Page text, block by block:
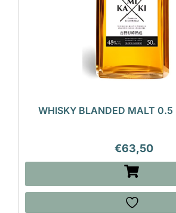
WHISKY BLANDED MALT
€63,50